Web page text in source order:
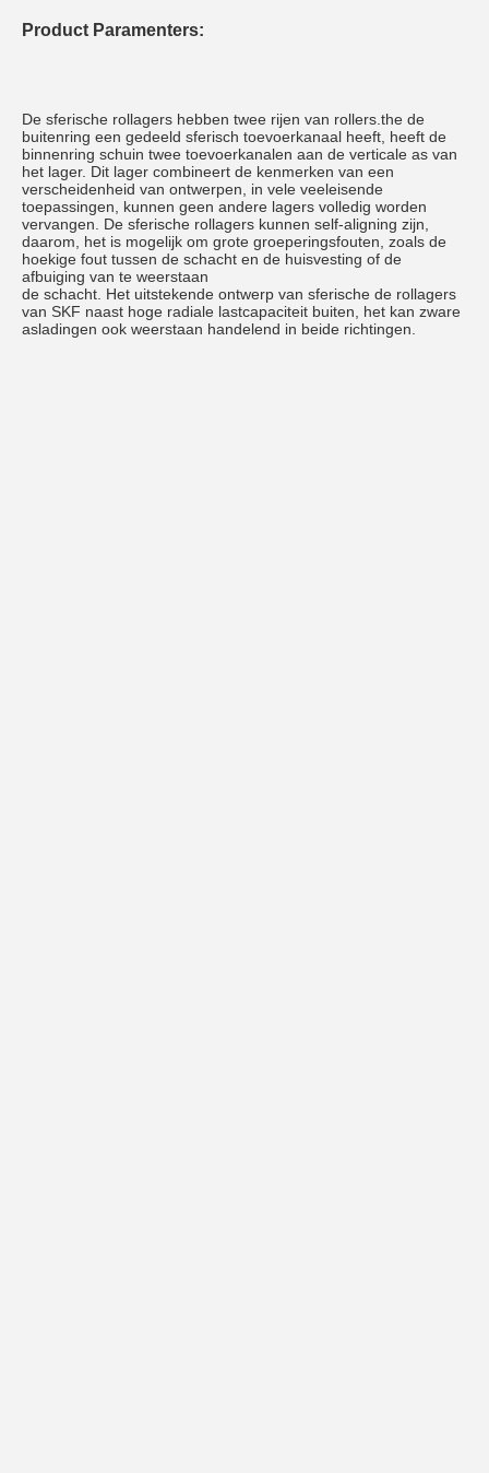
Product Paramenters:
De sferische rollagers hebben twee rijen van rollers.the de
buitenring een gedeeld sferisch toevoerkanaal heeft, heeft de
binnenring schuin twee toevoerkanalen aan de verticale as van
het lager. Dit lager combineert de kenmerken van een
verscheidenheid van ontwerpen, in vele veeleisende
toepassingen, kunnen geen andere lagers volledig worden
vervangen. De sferische rollagers kunnen self-aligning zijn,
daarom, het is mogelijk om grote groeperingsfouten, zoals de
hoekige fout tussen de schacht en de huisvesting of de
afbuiging van te weerstaan
de schacht. Het uitstekende ontwerp van sferische de rollagers
van SKF naast hoge radiale lastcapaciteit buiten, het kan zware
asladingen ook weerstaan handelend in beide richtingen.